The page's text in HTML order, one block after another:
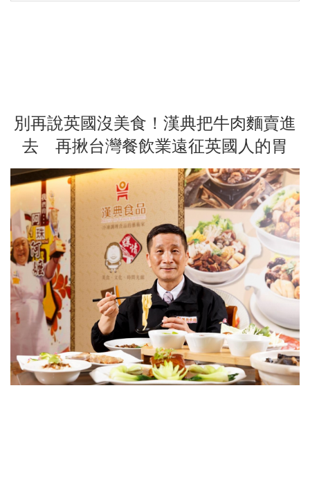
別再說英國沒美食！漢典把牛肉麵賣進
去 再揪台灣餐飲業遠征英國人的胃